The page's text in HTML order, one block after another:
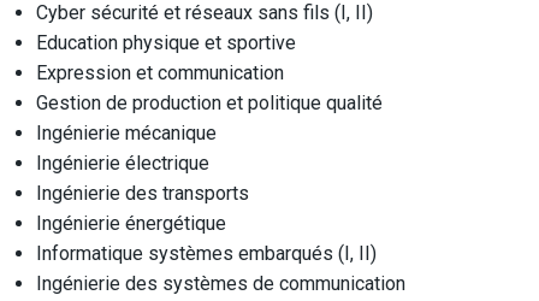
Cyber sécurité et réseaux sans fils (I, II)
Education physique et sportive
Expression et communication
Gestion de production et politique qualité
Ingénierie mécanique
Ingénierie électrique
Ingénierie des transports
Ingénierie énergétique
Informatique systèmes embarqués (I, II)
Ingénierie des systèmes de communication